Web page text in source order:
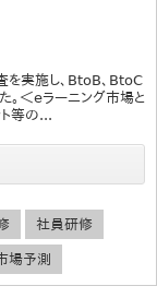
を実施し、BtoB、BtoC
。＜eラーニング市場と
等の...
社員研修
場予測